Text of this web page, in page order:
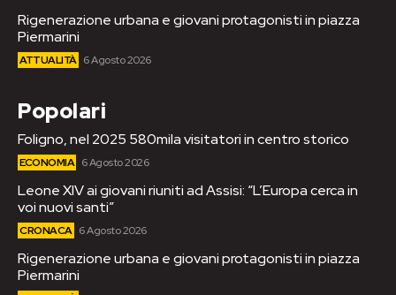
Rigenerazione urbana e giovani protagonisti in piazza
Piermarini
ATTUALITÀ 6 Agosto 2026
Popolari
Foligno, nel 2025 580mila visitatori in centro storico
ECONOMIA 6 Agosto 2026
Leone XIV ai giovani riuniti ad Assisi: “L’Europa cerca in
voi nuovi santi”
CRONACA 6 Agosto 2026
Rigenerazione urbana e giovani protagonisti in piazza
Piermarini